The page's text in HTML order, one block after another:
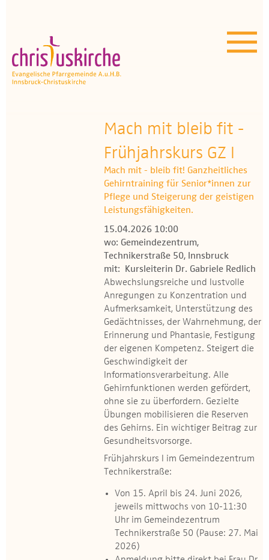
Unser Angebot
OEZ
Wissenswertes
Medien
Kontakt
Mach mit bleib fit -
Frühjahrskurs GZ I
Mach mit - bleib fit! Ganzheitliches
Gehirntraining für Senior*innen zur
Pflege und Steigerung der geistigen
Leistungsfähigkeiten.
15.04.2026 10:00
wo: Gemeindezentrum,
Technikerstraße 50, Innsbruck
mit: Kursleiterin Dr. Gabriele Redlich
Abwechslungsreiche und lustvolle
Anregungen zu Konzentration und
Aufmerksamkeit, Unterstützung des
Gedächtnisses, der Wahrnehmung, der
Erinnerung und Phantasie, Festigung
der eigenen Kompetenz. Steigert die
Geschwindigkeit der
Informationsverarbeitung. Alle
Gehirnfunktionen werden gefördert,
ohne sie zu überfordern. Gezielte
Übungen mobilisieren die Reserven
des Gehirns. Ein wichtiger Beitrag zur
Gesundheitsvorsorge.
Frühjahrskurs I im Gemeindezentrum
Technikerstraße:
Von 15. April bis 24. Juni 2026,
jeweils mittwochs von 10-11:30
Uhr im Gemeindezentrum
Technikerstraße 50 (Pause: 27. Mai
2026)